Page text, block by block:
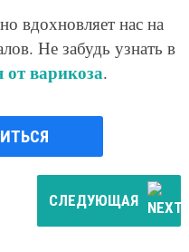
вдохновляет нас на
Не забудь узнать в
от варикоза.
СЛЕДУЮЩАЯ